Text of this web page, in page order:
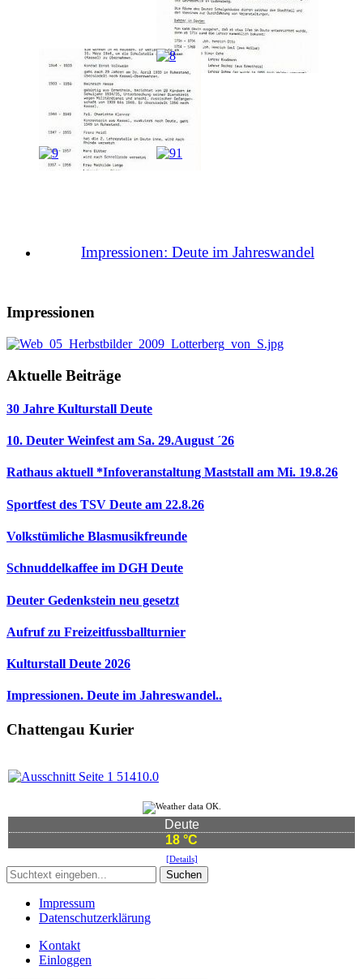
Impressionen: Deute im Jahreswandel
Impressionen
Aktuelle Beiträge
30 Jahre Kulturstall Deute
10. Deuter Weinfest am Sa. 29.August ´26
Rathaus aktuell *Infoveranstaltung Maststall am Mi. 19.8.26
Sportfest des TSV Deute am 22.8.26
Volkstümliche Blasmusikfreunde
Schnuddelkaffee im DGH Deute
Deuter Gedenkstein neu gesetzt
Aufruf zu Freizeitfussballturnier
Kulturstall Deute 2026
Impressionen. Deute im Jahreswandel..
Chattengau Kurier
Deute
18 °C
[Details]
Suchen
Impressum
Datenschutzerklärung
Kontakt
Einloggen